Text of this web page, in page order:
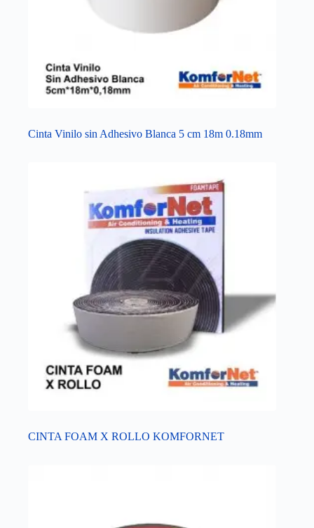
Cinta Vinilo sin Adhesivo Blanca 5 cm 18m 0.18mm
CINTA FOAM X ROLLO KOMFORNET